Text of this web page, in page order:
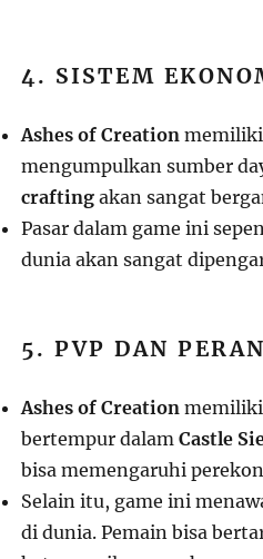
4. SISTEM
Ashes of Creationmemiliki
mengumpulkan sumber
craftingakan sangat
Pasar dalam game ini
dunia akan sangat
5. PVP DAN
Ashes of Creationmemiliki
bertempur dalam Castle
bisa memengaruhi
Selain itu, game ini
di dunia. Pemain bisa